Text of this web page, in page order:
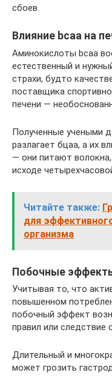
сбоев.
Влияние bcaa на
Аминокислоты bcаa
естественный и
страхи, будто
поставщика
печени —
Полученные учеными
разлагает бцаа, а их
— они питают
исходе
Читайте также:
для
организма
Побочные
Учитывая то, что
повышенном
побочный эффект
правил или следствие
Длительный и
может грозить